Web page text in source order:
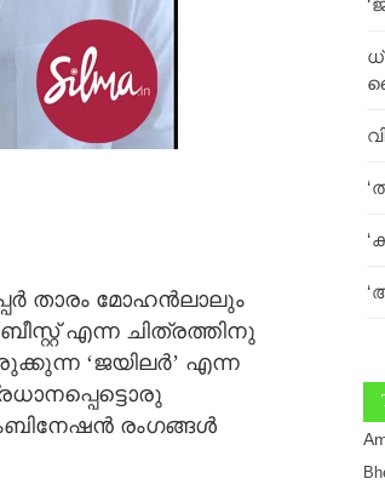
താരം മോഹന്‍ലാലും
എന്ന ചിത്രത്തിനു
‘ജയിലര്‍’ എന്ന
രംഗങ്ങള്‍